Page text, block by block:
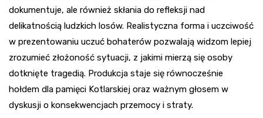
dokumentuje, ale również skłania do refleksji nad
delikatnością ludzkich losów. Realistyczna forma i uczciwość
w prezentowaniu uczuć bohaterów pozwalają widzom lepiej
zrozumieć złożoność sytuacji, z jakimi mierzą się osoby
dotknięte tragedią. Produkcja staje się równocześnie
hołdem dla pamięci Kotlarskiej oraz ważnym głosem w
dyskusji o konsekwencjach przemocy i straty.